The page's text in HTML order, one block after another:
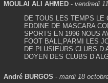
MOULAI ALI AHMED -vendredi
DE TOUS LES TEMPS LE
EDDINE DE MASCARA
SPORTS EN 1996 NOUS
FOOT BALL,PARMI LES
DE PLUSIEURS CLUBS D
DOYEN DES CLUBS D
André BURGOS -mardi 18